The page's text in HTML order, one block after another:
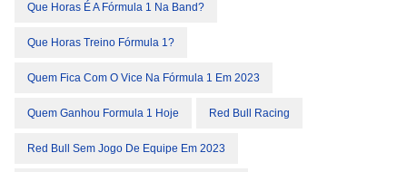
Que Horas É A Fórmula 1 Na Band?
Que Horas Treino Fórmula 1?
Quem Fica Com O Vice Na Fórmula 1 Em 2023
Quem Ganhou Formula 1 Hoje Red Bull Racing
Red Bull Sem Jogo De Equipe Em 2023